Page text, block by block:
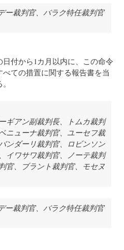
ー裁判官、バラク特任裁判官
付から1カ月以内に、この命令
ての措置に関する報告書を当
ギアン副裁判長、トムカ裁判
ニューナ裁判官、ユーセフ裁
ンダーリ裁判官、ロビンソン
イワサワ裁判官、ノーテ裁判
官、ブラント裁判官、モセヌ
ー裁判官、バラク特任裁判官